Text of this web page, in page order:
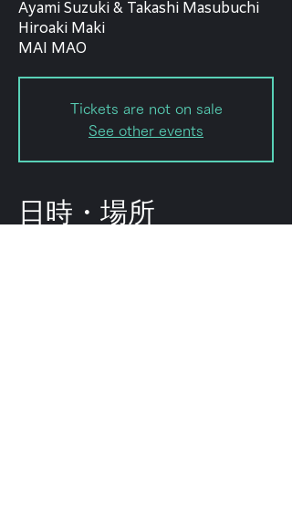
Ayami Suzuki & Takashi Masubuchi
Hiroaki Maki
MAI MAO
Tickets are not on sale
See other events
日時・場所